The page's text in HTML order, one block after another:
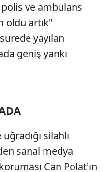
ve ambulans
oldu artık"
yayılan
geniş yankı
silahlı
sanal medya
Can Polat'ın